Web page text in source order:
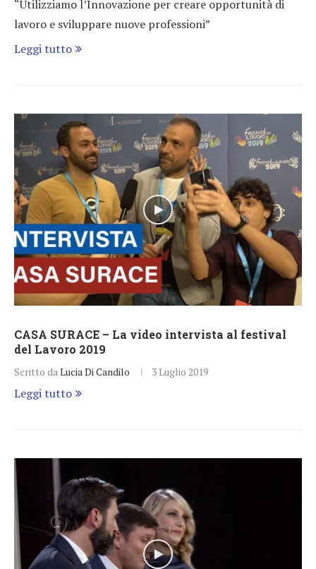
“Utilizziamo l’Innovazione per creare opportunità di
lavoro e sviluppare nuove professioni”
Leggi tutto
CASA SURACE – La video intervista al festival
del Lavoro 2019
Scritto daLucia Di Candilo 3 Luglio 2019
Leggi tutto